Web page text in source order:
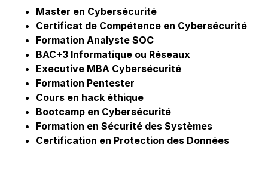
Master en Cybersécurité
Certificat de Compétence en Cybersécurité
Formation Analyste SOC
BAC+3 Informatique ou Réseaux
Executive MBA Cybersécurité
Formation Pentester
Cours en hack éthique
Bootcamp en Cybersécurité
Formation en Sécurité des Systèmes
Certification en Protection des Données